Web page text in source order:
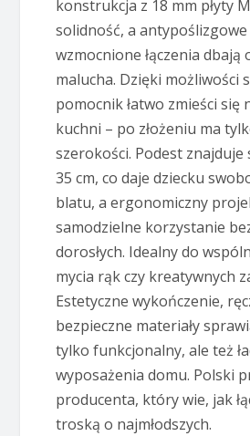
konstrukcja z 18 mm płyty
solidność, a
wzmocnione łączenia dbają
malucha. Dzięki możliwości
pomocnik łatwo zmieści się
kuchni – po złożeniu ma
szerokości. Podest znajduje
35 cm, co daje dziecku
blatu, a ergonomiczny
samodzielne korzystanie
dorosłych. Idealny do
mycia rąk czy kreatywnych
Estetyczne wykończenie,
bezpieczne materiały
tylko funkcjonalny, ale też
wyposażenia domu. Polski
producenta, który wie, jak
troską o najmłodszych.